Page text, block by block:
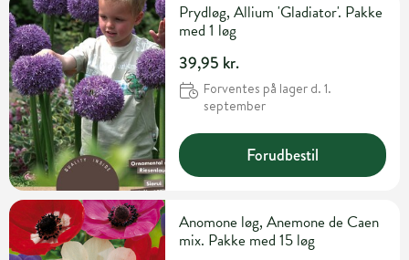
Prydløg, Allium 'Gladiator'. Pakke
med 1 løg
39,95 kr.
Forventes på lager d. 1.
september
Forudbestil
Anomone løg, Anemone de Caen
mix. Pakke med 15 løg